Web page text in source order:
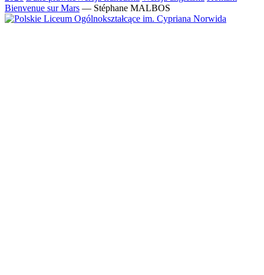
Bienvenue sur Mars — Stéphane MALBOS